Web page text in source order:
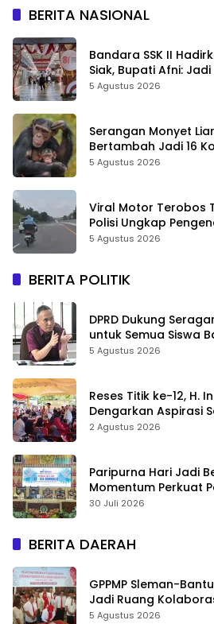
BERITA NASIONAL
Bandara SSK II
Siak, Bupati Afni:
Sejarah Riau
5 Agustus 2026
Serangan Monyet
Bertambah Jadi 16
Video Gerombolan
5 Agustus 2026
Viral Motor Terobos
Polisi Ungkap
Usai Kecelakaan
5 Agustus 2026
BERITA POLITIK
DPRD Dukung
untuk Semua Siswa
Sekolah Jangan
5 Agustus 2026
Reses Titik ke-12, H.
Dengarkan Aspirasi
2 Agustus 2026
Paripurna Hari Jadi
Momentum Perkuat
Negeri
30 Juli 2026
BERITA DAERAH
GPPMP Sleman-
Jadi Ruang
5 Agustus 2026